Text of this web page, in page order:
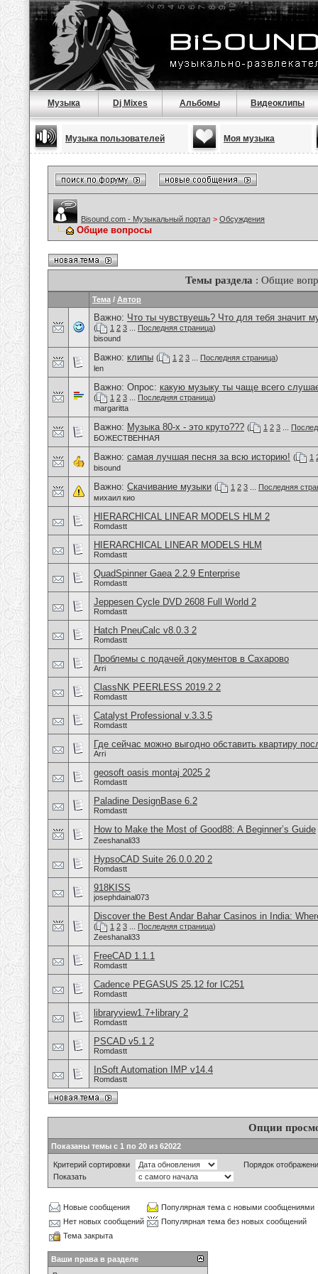
Музыка Dj Mixes Альбомы Видеоклипы
Музыка пользователей Моя музыка
Bisound.com - Музыкальный портал > Обсуждения
Общие вопросы
Темы раздела : Общие
Тема / Автор
Важно: Что ты чувствуешь? Что для тебя значит
( 1 2 3 Последняя страница)
bisound
Важно: клипы ( 1 2 3 Последняя страница)
len
Важно: Опрос: какую музыку ты чаще всего
( 1 2 3 Последняя страница)
margaritta
Важно: Музыка 80-х - это круто??? ( 1 2 3
БОЖЕСТВЕННАЯ
Важно: самая лучшая песня за всю историю! ( 1
bisound
Важно: Скачивание музыки ( 1 2 3
Последняя
михаил кио
HIERARCHICAL LINEAR MODELS HLM 2
Romdastt
HIERARCHICAL LINEAR MODELS HLM
Romdastt
QuadSpinner Gaea 2.2.9 Enterprise
Romdastt
Jeppesen Cycle DVD 2608 Full World 2
Romdastt
Hatch PneuCalc v8.0.3 2
Romdastt
Проблемы с подачей документов в Сахарово
Arri
ClassNK PEERLESS 2019.2 2
Romdastt
Catalyst Professional v.3.3.5
Romdastt
Где сейчас можно выгодно обставить квартиру
Arri
geosoft oasis montaj 2025 2
Romdastt
Paladine DesignBase 6.2
Romdastt
How to Make the Most of Good88: A Beginner’s Guide
Zeeshanali33
HypsoCAD Suite 26.0.0.20 2
Romdastt
918KISS
josephdainal073
Discover the Best Andar Bahar Casinos in India:
( 1 2 3 Последняя страница)
Zeeshanali33
FreeCAD 1.1.1
Romdastt
Cadence PEGASUS 25.12 for IC251
Romdastt
libraryview1.7+library 2
Romdastt
PSCAD v5.1 2
Romdastt
InSoft Automation IMP v14.4
Romdastt
Опции
Показаны темы с 1 по 20 из 62022
Критерий сортировки
Порядок
Показать
Новые сообщения
Популярная тема с новыми сообщениями
Нет новых сообщений
Популярная тема без новых сообщений
Тема закрыта
Ваши права в разделе